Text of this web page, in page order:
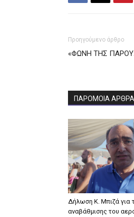
Προηγούμενο άρθρο
«ΦΩΝΗ ΤΗΣ
ΠΑΡΟΜΟΙΑ ΑΡΘΡΑ
Δήλωση Κ. Μπιζά για
αναβάθμισης του